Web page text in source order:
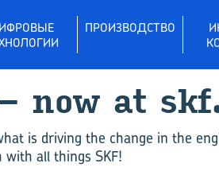
ПРОИЗВОДСТВО
now at
is driving the change in the
all things SKF!